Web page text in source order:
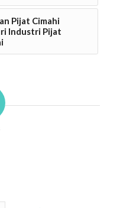
Pijat Cimahi
Industri Pijat